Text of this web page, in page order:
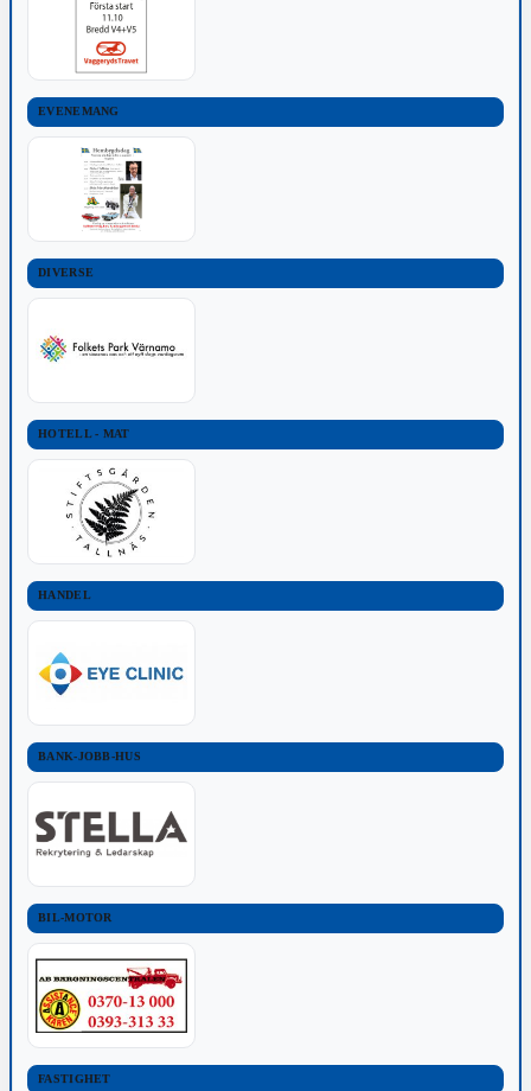
EVENEMANG
DIVERSE
HOTELL - MAT
HANDEL
BANK-JOBB-HUS
BIL-MOTOR
FASTIGHET